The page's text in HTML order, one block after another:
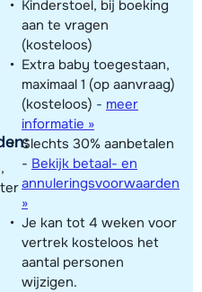
Kinderstoel, bij boeking
aan te vragen
(kosteloos)
Extra baby toegestaan,
maximaal 1 (op aanvraag)
(kosteloos) - meer
informatie »
Slechts 30% aanbetalen
- Bekijk betaal- en
annuleringsvoorwaarden
»
Je kan tot 4 weken voor
vertrek kosteloos het
aantal personen
wijzigen.